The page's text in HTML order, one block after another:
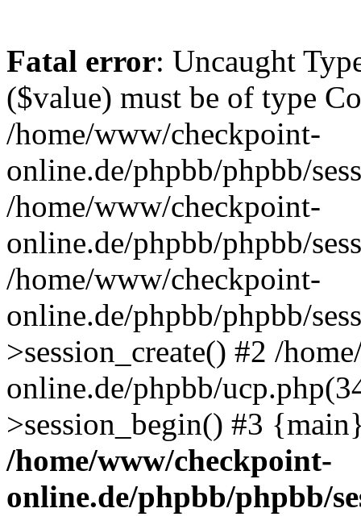
Fatal error: Uncaught
($value) must be of type
/home/www/checkpoint-
online.de/phpbb/phpbb/
/home/www/checkpoint-
online.de/phpbb/phpbb/
/home/www/checkpoint-
online.de/phpbb/phpbb/
>session_create() #2 /
online.de/phpbb/
>session_begin() #3
/home/www/checkpoint-
online.de/phpbb/phpbb/